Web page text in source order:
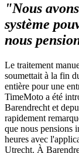
"Nous
système
nous
Le traitement
soumettait à la fin
entière pour une
TimeMoto a été
Barendrecht et
rapidement
que nous pensions
heures avec
Utrecht. À